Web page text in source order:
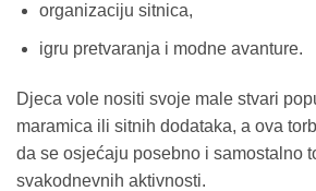
organizaciju sitnica,
igru pretvaranja i modne avanture.
Djeca vole nositi svoje male stvari
maramica ili sitnih dodataka, a ova
da se osjećaju posebno i samostalno
svakodnevnih aktivnosti.